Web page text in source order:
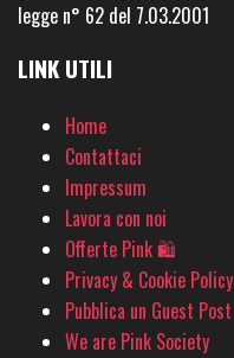
legge n° 62 del 7.03.2001
LINK UTILI
Home
Contattaci
Impressum
Lavora con noi
Offerte Pink 🛍
Privacy & Cookie Policy
Pubblica un Guest Post
We are Pink Society